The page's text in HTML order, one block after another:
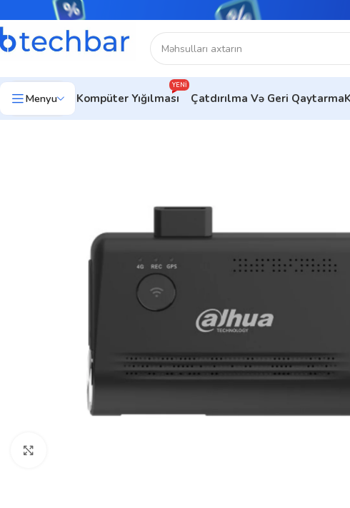
Menyu Kompüter Yığılması
YENI
Çatdırılma Və Geri Qaytarma
Ev Təhlükəsizlik sistemləri